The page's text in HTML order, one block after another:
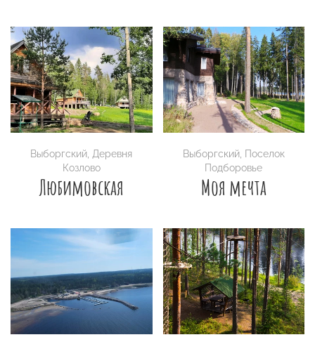
Выборгский,Деревня
Козлово
Любимовская
Выборгский, Поселок
Подборовье
Моя мечта